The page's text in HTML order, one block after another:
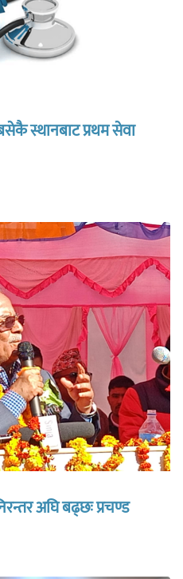
स्थानबाट प्रथम सेवा
अघि बढ्छः प्रचण्ड